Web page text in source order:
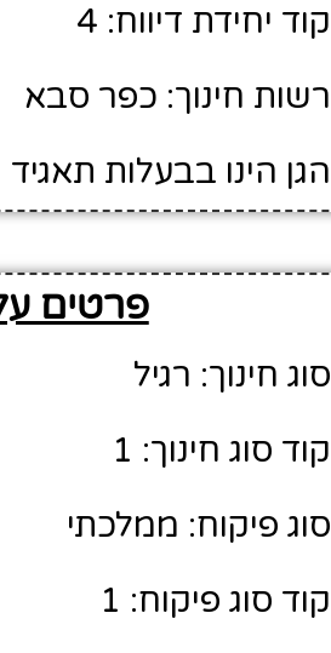
קוד יחידת דיווח: 4
רשות חינוך: כפר סבא
הגן הינו בבעלות תאגיד
פרטים
סוג חינוך: רגיל
קוד סוג חינוך: 1
סוג פיקוח: ממלכתי
קוד סוג פיקוח: 1